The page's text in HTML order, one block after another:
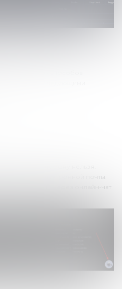
количество способов
можно следующими
по телефону нельзя.
адрес электронной почты.
медленный. Через онлайн-чат
минут и дольше.